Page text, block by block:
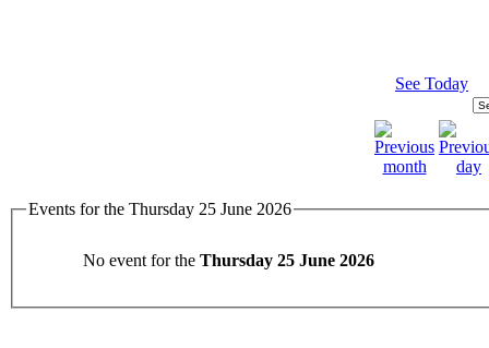
See Today
Events for the Thursday 25 June 2026
No event for the Thursday 25 June 2026